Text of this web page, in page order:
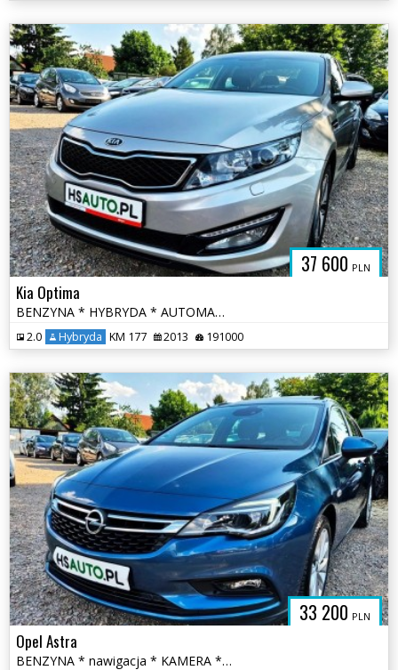
37 600 PLN
Kia Optima
BENZYNA * HYBRYDA * AUTOMAT * atrakcyjny wygląd * super * okazja
2.0 Hybryda KM 177 2013 191000
33 200 PLN
Opel Astra
BENZYNA * nawigacja * KAMERA * atrakcyjny wygląd * OKAZJA